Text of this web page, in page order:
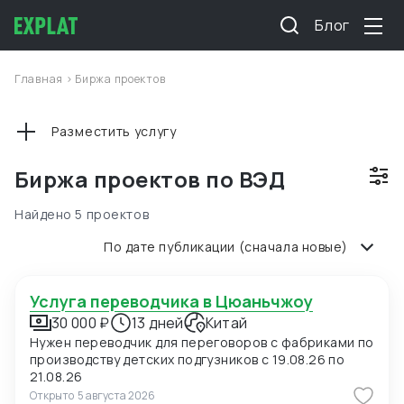
Блог
Главная > Биржа проектов
Биржа проектов по ВЭД
Разместить услугу
Найдено 5 проектов
По дате публикации (сначала новые)
Услуга переводчика в Цюаньчжоу
30 000 ₽ 13 дней Китай
Нужен переводчик для переговоров с фабриками по
производству детских подгузников с 19.08.26 по
21.08.26
Открыто 5 августа 2026